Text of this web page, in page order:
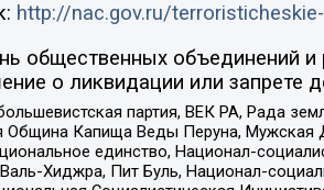
http://nac.gov.ru/
общественных объединений и
о ликвидации или запрете
партия, ВЕК РА, Рада
Община Капища Веды Перуна, Мужская
единство, Национал-
Хиджра, Пит Буль, Национал-